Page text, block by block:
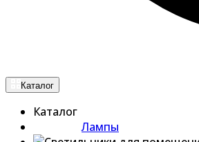
Каталог
Каталог
Лампы